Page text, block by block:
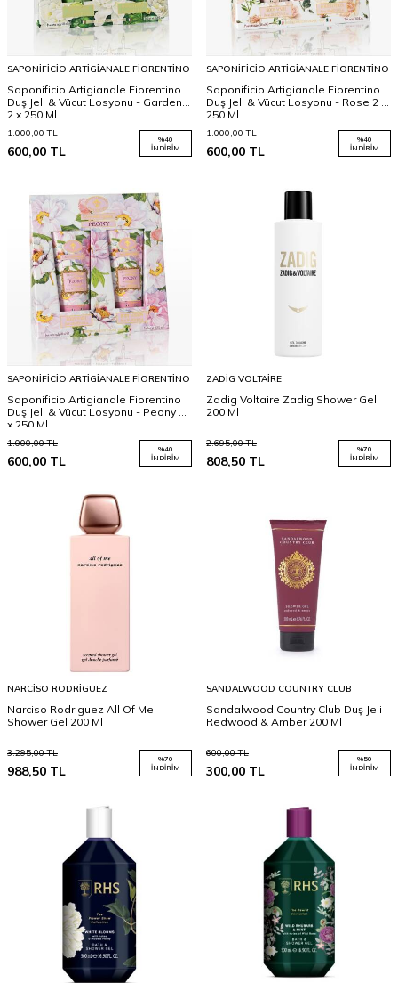
SAPONIFICIO ARTIGIANALE FIORENTINO
Saponificio Artigianale Fiorentino
Duş Jeli & Vücut Losyonu - Gardenia
2 x 250 Ml
1.000,00TL
600,00 TL
%40
İNDIRIM
SAPONIFICIO ARTIGIANALE FIORENTINO
Saponificio Artigianale Fiorentino
Duş Jeli & Vücut Losyonu - Rose 2 x
250 Ml
1.000,00TL
600,00 TL
%40
İNDIRIM
SAPONIFICIO ARTIGIANALE FIORENTINO
Saponificio Artigianale Fiorentino
Duş Jeli & Vücut Losyonu - Peony 2
x 250 Ml
1.000,00TL
600,00 TL
%40
İNDIRIM
ZADIG VOLTAIRE
Zadig Voltaire Zadig Shower Gel
200 Ml
2.695,00TL
808,50 TL
%70
İNDIRIM
NARCISO RODRIGUEZ
Narciso Rodriguez All Of Me
Shower Gel 200 Ml
3.295,00TL
988,50 TL
%70
İNDIRIM
SANDALWOOD COUNTRY CLUB
Sandalwood Country Club Duş Jeli
Redwood & Amber 200 Ml
600,00TL
300,00 TL
%50
İNDIRIM